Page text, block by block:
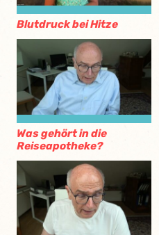
Blutdruck bei Hitze
Was gehört in die
Reiseapotheke?